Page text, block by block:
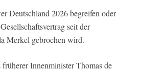
Deutschland 2026 begreifen oder
seit der
Merkel gebrochen wird.
Innenminister Thomas de